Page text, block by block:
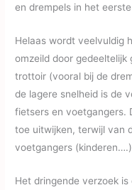
en drempels in het
Helaas wordt veelvuldig
omzeild door gedeeltelijk
trottoir (vooral bij de
de lagere snelheid is de
fietsers en voetgangers.
toe uitwijken, terwijl van
voetgangers
Het dringende verzoek